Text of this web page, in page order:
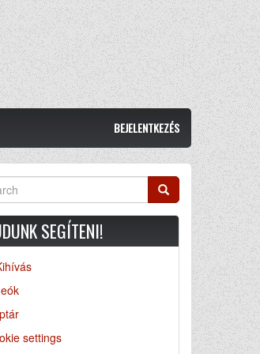
BEJELENTKEZÉS
Search
SEGÍTENI!
settings